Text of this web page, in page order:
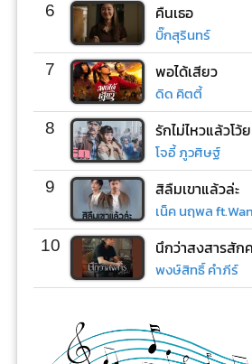
6 คืนเธอ
บิ๊กสุรินทร์
7 พอได้เสียว
ดิด คิตตี้
8 รักไม่ไหวแล้วโว้ย
โจอี้ ภูวศิษฐ์
9 สิลืมเขาแล้วล่ะ
เน็ค นฤพล
10 นึกว่าสงสารสัก
พงษ์สิทธิ์ คำภีร์